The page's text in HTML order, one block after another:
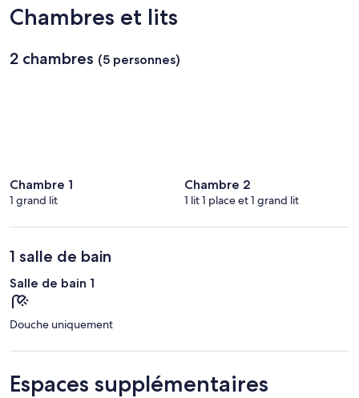
Aventura
Europa
Chambres et lits
2 chambres (5 personnes)
Chambre 1
1 grand lit
Chambre 2
1 lit 1 place et 1 grand lit
1 salle de bain
Salle de bain 1
Douche uniquement
Espaces supplémentaires